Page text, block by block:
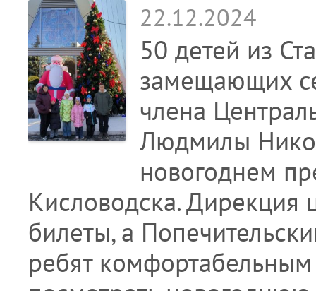
22.12.2024
50 детей из
замещающих
члена
Людмилы
новогоднем
Кисловодска. Дирекция
билеты, а
ребят